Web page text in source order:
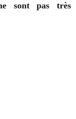
sont pas très